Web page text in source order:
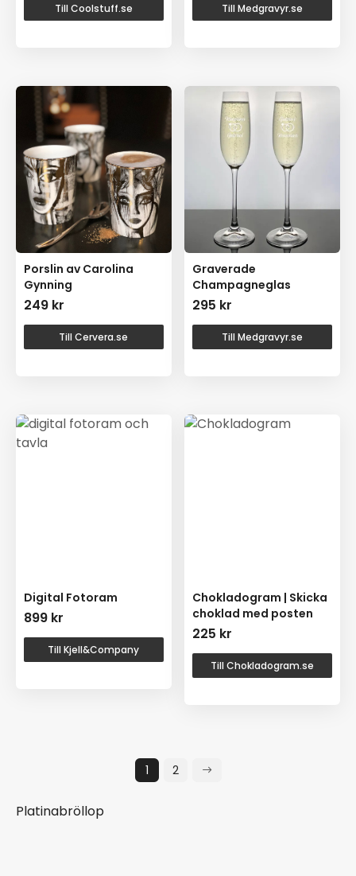
Till Coolstuff.se Till Medgravyr.se
Porslin av Carolina
Gynning
249 kr
Till Cervera.se
Graverade
Champagneglas
295 kr
Till Medgravyr.se
Digital Fotoram
899 kr
Till Kjell&Company
Chokladogram | Skicka
choklad med posten
225 kr
Till Chokladogram.se
1 2
Platinabröllop